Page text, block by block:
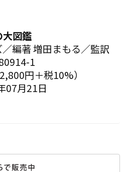
大図鑑
編著 増田まもる／監訳
1
円＋税10%）
07月21日